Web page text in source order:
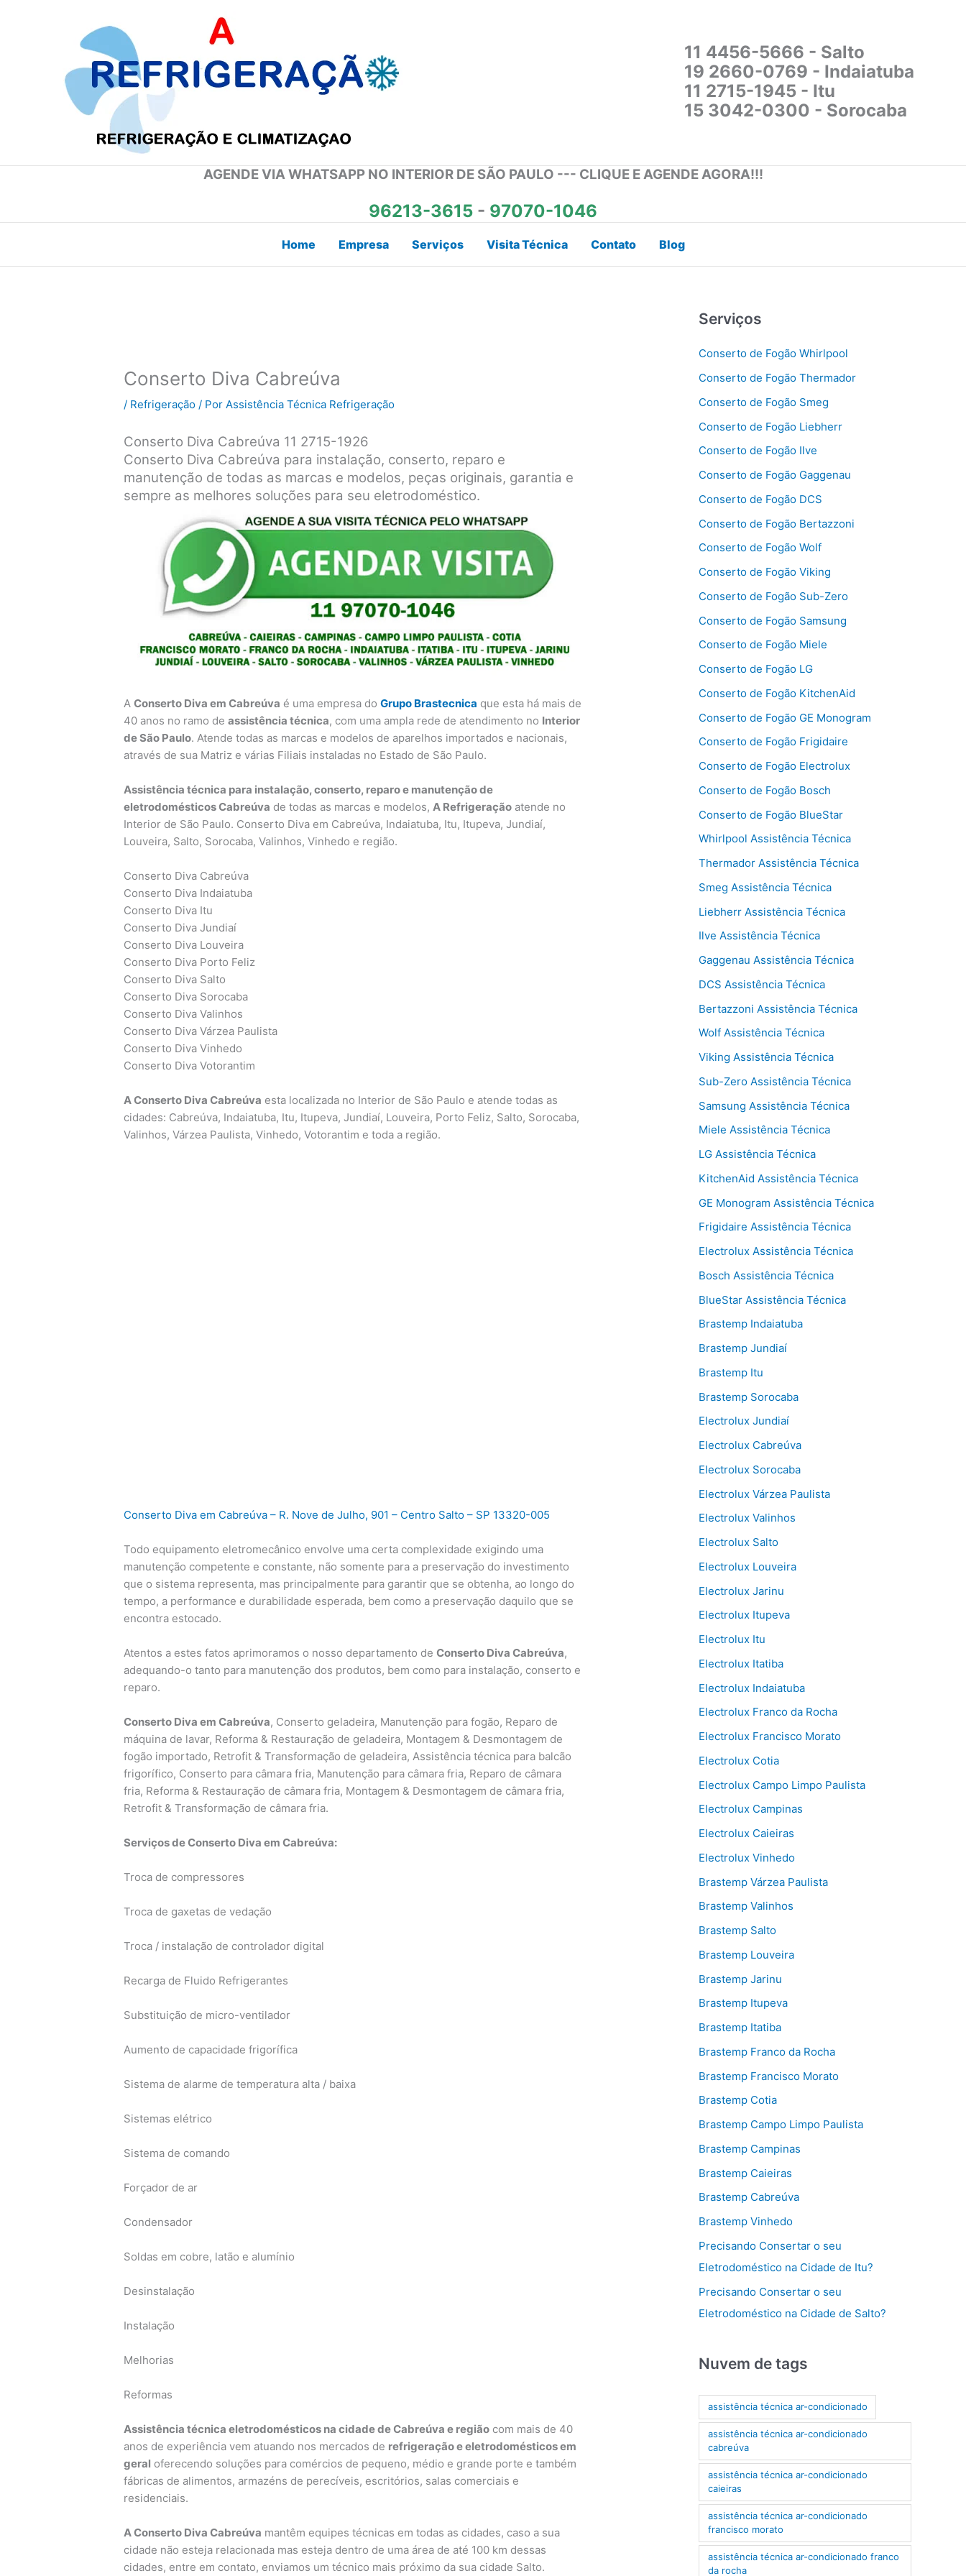
11 4456-5666 - Salto
19 2660-0769 - Indaiatuba
11 2715-1945 - Itu
15 3042-0300 - Sorocaba
AGENDE VIA WHATSAPP NO INTERIOR DE SÃO PAULO --- CLIQUE E AGENDE AGORA!!!
96213-3615 - 97070-1046
Home Empresa Serviços Visita Técnica Contato Blog
Conserto Diva Cabreúva
/ Refrigeração / PorAssistência Técnica Refrigeração
Conserto Diva Cabreúva 11 2715-1926
Conserto Diva Cabreúva para instalação, conserto, reparo e
manutenção de todas as marcas e modelos, peças originais, garantia e
sempre as melhores soluções para seu eletrodoméstico.
AConserto Diva em Cabreúva é uma empresa doGrupo Brastecnica que esta há mais de
40 anos no ramo deassistência técnica, com uma ampla rede de atendimento no Interior
de São Paulo. Atende todas as marcas e modelos de aparelhos importados e nacionais,
através de sua Matriz e várias Filiais instaladas no Estado de São Paulo.
Assistência técnica para instalação, conserto, reparo e manutenção de
eletrodomésticos Cabreúva de todas as marcas e modelos,A Refrigeração atende no
Interior de São Paulo. Conserto Diva em Cabreúva, Indaiatuba, Itu, Itupeva, Jundiaí,
Louveira, Salto, Sorocaba, Valinhos, Vinhedo e região.
Conserto Diva Cabreúva
Conserto Diva Indaiatuba
Conserto Diva Itu
Conserto Diva Jundiaí
Conserto Diva Louveira
Conserto Diva Porto Feliz
Conserto Diva Salto
Conserto Diva Sorocaba
Conserto Diva Valinhos
Conserto Diva Várzea Paulista
Conserto Diva Vinhedo
Conserto Diva Votorantim
A Conserto Diva Cabreúva esta localizada no Interior de São Paulo e atende todas as
cidades: Cabreúva, Indaiatuba, Itu, Itupeva, Jundiaí, Louveira, Porto Feliz, Salto, Sorocaba,
Valinhos, Várzea Paulista, Vinhedo, Votorantim e toda a região.
Conserto Diva em Cabreúva – R. Nove de Julho, 901 – Centro Salto – SP 13320-005
Todo equipamento eletromecânico envolve uma certa complexidade exigindo uma
manutenção competente e constante, não somente para a preservação do investimento
que o sistema representa, mas principalmente para garantir que se obtenha, ao longo do
tempo, a performance e durabilidade esperada, bem como a preservação daquilo que se
encontra estocado.
Atentos a estes fatos aprimoramos o nosso departamento deConserto Diva Cabreúva,
adequando-o tanto para manutenção dos produtos, bem como para instalação, conserto e
reparo.
Conserto Diva em Cabreúva, Conserto geladeira, Manutenção para fogão, Reparo de
máquina de lavar, Reforma & Restauração de geladeira, Montagem & Desmontagem de
fogão importado, Retrofit & Transformação de geladeira, Assistência técnica para balcão
frigorífico, Conserto para câmara fria, Manutenção para câmara fria, Reparo de câmara
fria, Reforma & Restauração de câmara fria, Montagem & Desmontagem de câmara fria,
Retrofit & Transformação de câmara fria.
Serviços de Conserto Diva em Cabreúva:
Troca de compressores
Troca de gaxetas de vedação
Troca / instalação de controlador digital
Recarga de Fluido Refrigerantes
Substituição de micro-ventilador
Aumento de capacidade frigorífica
Sistema de alarme de temperatura alta / baixa
Sistemas elétrico
Sistema de comando
Forçador de ar
Condensador
Soldas em cobre, latão e alumínio
Desinstalação
Instalação
Melhorias
Reformas
Assistência técnica eletrodomésticos na cidade de Cabreúva e região com mais de 40
anos de experiência vem atuando nos mercados de refrigeração e eletrodomésticos em
geral oferecendo soluções para comércios de pequeno, médio e grande porte e também
fábricas de alimentos, armazéns de perecíveis, escritórios, salas comerciais e
residenciais.
A Conserto Diva Cabreúva mantêm equipes técnicas em todas as cidades, caso a sua
cidade não esteja relacionada mas esteja dentro de uma área de até 100 km dessas
cidades, entre em contato, enviamos um técnico mais próximo da sua cidade Salto.
Serviços
Conserto de Fogão Whirlpool
Conserto de Fogão Thermador
Conserto de Fogão Smeg
Conserto de Fogão Liebherr
Conserto de Fogão Ilve
Conserto de Fogão Gaggenau
Conserto de Fogão DCS
Conserto de Fogão Bertazzoni
Conserto de Fogão Wolf
Conserto de Fogão Viking
Conserto de Fogão Sub-Zero
Conserto de Fogão Samsung
Conserto de Fogão Miele
Conserto de Fogão LG
Conserto de Fogão KitchenAid
Conserto de Fogão GE Monogram
Conserto de Fogão Frigidaire
Conserto de Fogão Electrolux
Conserto de Fogão Bosch
Conserto de Fogão BlueStar
Whirlpool Assistência Técnica
Thermador Assistência Técnica
Smeg Assistência Técnica
Liebherr Assistência Técnica
Ilve Assistência Técnica
Gaggenau Assistência Técnica
DCS Assistência Técnica
Bertazzoni Assistência Técnica
Wolf Assistência Técnica
Viking Assistência Técnica
Sub-Zero Assistência Técnica
Samsung Assistência Técnica
Miele Assistência Técnica
LG Assistência Técnica
KitchenAid Assistência Técnica
GE Monogram Assistência Técnica
Frigidaire Assistência Técnica
Electrolux Assistência Técnica
Bosch Assistência Técnica
BlueStar Assistência Técnica
Brastemp Indaiatuba
Brastemp Jundiaí
Brastemp Itu
Brastemp Sorocaba
Electrolux Jundiaí
Electrolux Cabreúva
Electrolux Sorocaba
Electrolux Várzea Paulista
Electrolux Valinhos
Electrolux Salto
Electrolux Louveira
Electrolux Jarinu
Electrolux Itupeva
Electrolux Itu
Electrolux Itatiba
Electrolux Indaiatuba
Electrolux Franco da Rocha
Electrolux Francisco Morato
Electrolux Cotia
Electrolux Campo Limpo Paulista
Electrolux Campinas
Electrolux Caieiras
Electrolux Vinhedo
Brastemp Várzea Paulista
Brastemp Valinhos
Brastemp Salto
Brastemp Louveira
Brastemp Jarinu
Brastemp Itupeva
Brastemp Itatiba
Brastemp Franco da Rocha
Brastemp Francisco Morato
Brastemp Cotia
Brastemp Campo Limpo Paulista
Brastemp Campinas
Brastemp Caieiras
Brastemp Cabreúva
Brastemp Vinhedo
Precisando Consertar o seu
Eletrodoméstico na Cidade de Itu?
Precisando Consertar o seu
Eletrodoméstico na Cidade de Salto?
Nuvem de tags
assistência técnica ar-condicionado
assistência técnica ar-condicionado
cabreúva
assistência técnica ar-condicionado
caieiras
assistência técnica ar-condicionado
francisco morato
assistência técnica ar-condicionado franco
da rocha